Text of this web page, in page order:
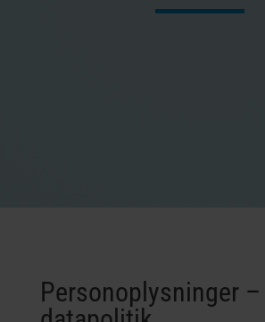
Personoplysninger –